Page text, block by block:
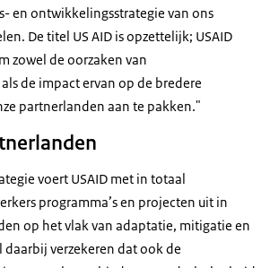
en ontwikkelingsstrategie van ons
De titel US AID is opzettelijk; USAID
zowel de oorzaken van
de impact ervan op de bredere
partnerlanden aan te pakken."
voert USAID met in totaal
programma’s en projecten uit in
op het vlak van adaptatie, mitigatie en
daarbij verzekeren dat ook de